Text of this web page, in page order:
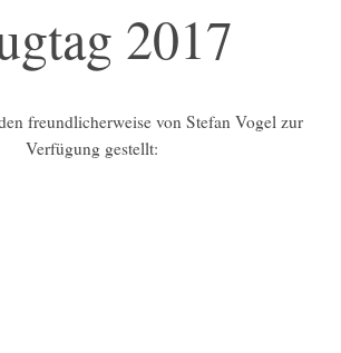
2017
freundlicherweise von Stefan Vogel zur
Verfügung gestellt: